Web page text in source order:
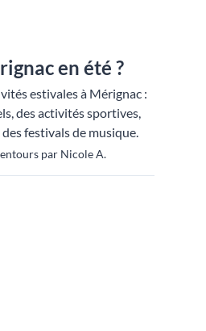
en été ?
estivales à Mérignac :
des activités sportives,
festivals de musique.
par Nicole A.